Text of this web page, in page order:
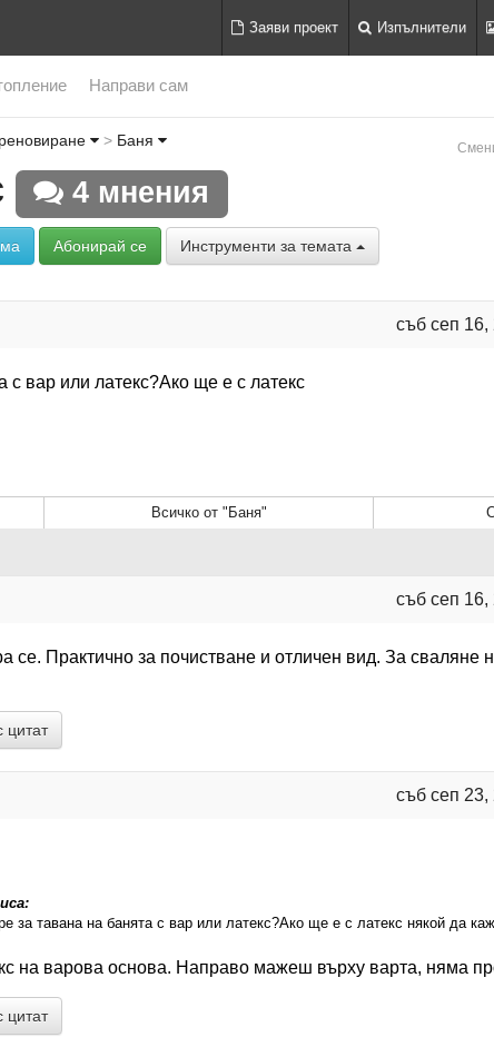
Заяви проект Изпълнители
Направи сам
Баня
4 мнения
Абонирай се Инструменти за темата
съб сеп 16,
с вар или латекс?Ако ще е с латекс
Всичко от "Баня"
съб сеп 16,
се. Практично за почистване и отличен вид. За сваляне
цитат
съб сеп 23,
за тавана на банята с вар или латекс?Ако ще е с латекс някой да
на варова основа. Направо мажеш върху варта, няма
цитат